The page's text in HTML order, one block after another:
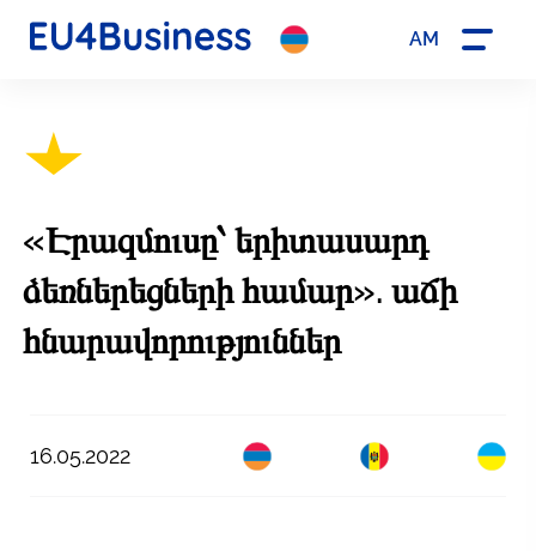
«Էրազմուսը՝ երիտասարդ
ձեռներեցների համար». աճի
հնարավորություններ
16.05.2022
AM